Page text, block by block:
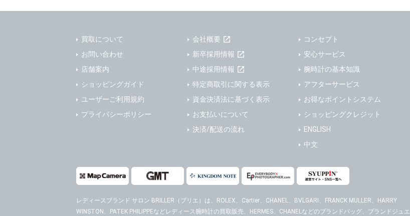
買取について
お問い合わせ
店舗案内
ショッピングガイド
ユーザーご利用規約
プライバシーポリシー
会社概要
新卒採用情報
中途採用情報
特定商取引に関する表示
資金決済法に基づく表示
お支払いについて
決済/配送の流れ
コンセプト
安心サービス
腕時計の基本知識
アフターサービス
お得なポイントシステム
ショッピングクレジット
ENGLISH
中文
レディースブランド サロン BRILLER（ブリエ） は、ROLEX、Cartier、CHANEL、BVLGARI、FRANCK MULLER、HARRY
WINSTON、PATEK PHILIPPEなどレディース腕時計の買取販売、HERMES、CHANELなどのブランドバッグ、ブランドジュエ